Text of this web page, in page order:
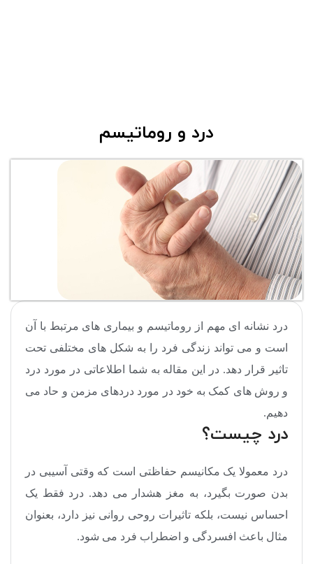
درد و روماتیسم
درد نشانه ای مهم از روماتیسم و بیماری های مرتبط با آن
است و می تواند زندگی فرد را به شکل های مختلفی تحت
تاثیر قرار دهد. در این مقاله به شما اطلاعاتی در مورد درد
و روش های کمک به خود در مورد دردهای مزمن و حاد می
دهیم.
درد چیست؟
درد معمولا یک مکانیسم حفاظتی است که وقتی آسیبی در
بدن صورت بگیرد، به مغز هشدار می دهد. درد فقط یک
احساس نیست، بلکه تاثیرات روحی روانی نیز دارد، بعنوان
مثال باعث افسردگی و اضطراب فرد می شود.